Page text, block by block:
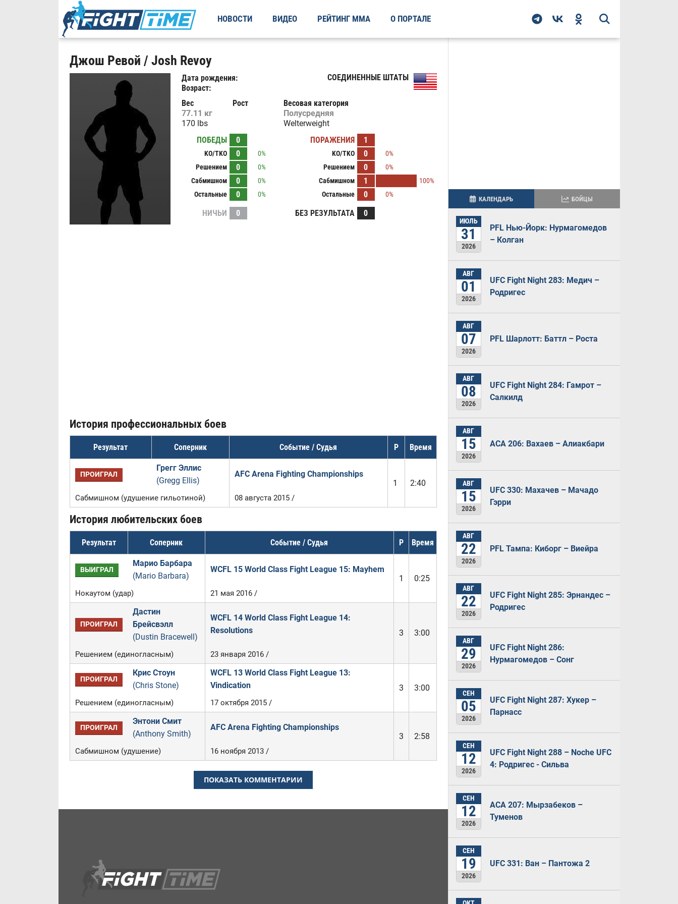
НОВОСТИ ВИДЕО РЕЙТИНГ ММА О ПОРТАЛЕ
Джош Ревой / Josh Revoy
Дата рождения:
Возраст:
СОЕДИНЕННЫЕ ШТАТЫ
Вес
77.11 кг
170 lbs
Рост
Весовая категория
Полусредняя
Welterweight
ПОБЕДЫ
0
KO/TKO 0
0%
Решением
0
0%
Сабмишном
0
0%
Остальные
0 0%
ПОРАЖЕНИЯ 1
KO/TKO 0
0%
Решением
0
0%
Сабмишном
1
100%
Остальные
0 0%
НИЧЬИ 0 БЕЗ РЕЗУЛЬТАТА 0
История профессиональных боев
Результат Соперник Событие / Судья Р Время
ПРОИГРАЛ
Грегг Эллис
(Gregg Ellis)
AFC Arena Fighting Championships
1
2:40
Сабмишном (удушение гильотиной) 08 августа 2015 /
История любительских боев
Результат Соперник Событие / Судья Р Время
ВЫИГРАЛ
Марио Барбара
(Mario Barbara)
WCFL 15 World Class Fight League 15: Mayhem
1
0:25
Нокаутом (удар) 21 мая 2016 /
ПРОИГРАЛ
Дастин
Брейсвэлл
(Dustin Bracewell)
WCFL 14 World Class Fight League 14:
Resolutions
3 3:00
Решением (единогласным) 23 января 2016 /
ПРОИГРАЛ
Крис Стоун
(Chris Stone)
WCFL 13 World Class Fight League 13:
Vindication
3 3:00
Решением (единогласным) 17 октября 2015 /
ПРОИГРАЛ
Энтони Смит
(Anthony Smith)
AFC Arena Fighting Championships
3
2:58
Сабмишном (удушение) 16 ноября 2013 /
ПОКАЗАТЬ КОММЕНТАРИИ
КАЛЕНДАРЬ БОЙЦЫ
ИЮЛЬ
31
2026
PFL Нью-Йорк: Нурмагомедов
– Колган
АВГ
01
2026
UFC Fight Night 283: Медич –
Родригес
АВГ
07
2026
PFL Шарлотт: Баттл – Роста
АВГ
08
2026
UFC Fight Night 284: Гамрот –
Салкилд
АВГ
15
2026
ACA 206: Вахаев – Алиакбари
АВГ
15
2026
UFC 330: Махачев – Мачадо
Гэрри
АВГ
22
2026
PFL Тампа: Киборг – Виейра
АВГ
22
2026
UFC Fight Night 285: Эрнандес –
Родригес
АВГ
29
2026
UFC Fight Night 286:
Нурмагомедов – Сонг
СЕН
05
2026
UFC Fight Night 287: Хукер –
Парнасс
СЕН
12
2026
UFC Fight Night 288 – Noche UFC
4: Родригес - Сильва
СЕН
12
2026
ACA 207: Мырзабеков –
Туменов
СЕН
19
2026
UFC 331: Ван – Пантожа 2